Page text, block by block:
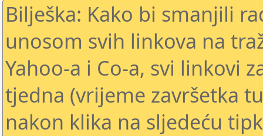
Bilješka: Kako bi smanjili
unosom svih linkova na
Yahoo-a i Co-a, svi linkovi
tjedna (vrijeme završetka
nakon klika na sljedeću